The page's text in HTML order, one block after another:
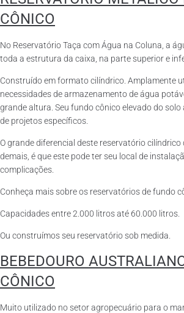
CÔNICO
No Reservatório Taça com Água na Coluna, a
toda a estrutura da caixa, na parte superior e
Construído em formato cilíndrico. Amplamente
necessidades de armazenamento de água
grande altura. Seu fundo cônico elevado do
de projetos específicos.
O grande diferencial deste reservatório
demais, é que este pode ter seu local de
complicações.
Conheça mais sobre os reservatórios de fundo
Capacidades entre 2.000 litros até 60.000 litros.
Ou construímos seu reservatório sob medida.
BEBEDOURO
CÔNICO
Muito utilizado no setor agropecuário para o